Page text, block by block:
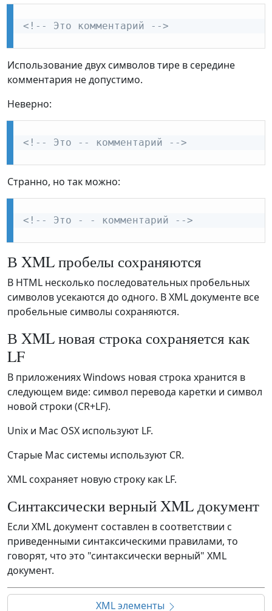
<!-- Это комментарий -->
Использование двух символов тире в середине
комментария не допустимо.
Неверно:
<!-- Это -- комментарий -->
Странно, но так можно:
<!-- Это - - комментарий -->
В XML пробелы сохраняются
В HTML несколько последовательных пробельных
символов усекаются до одного. В XML документе все
пробельные символы сохраняются.
В XML новая строка сохраняется как
LF
В приложениях Windows новая строка хранится в
следующем виде: символ перевода каретки и символ
новой строки (CR+LF).
Unix и Mac OSX используют LF.
Старые Mac системы используют CR.
XML сохраняет новую строку как LF.
Синтаксически верный XML документ
Если XML документ составлен в соответствии с
приведенными синтаксическими правилами, то
говорят, что это "синтаксически верный" XML
документ.
XML элементы